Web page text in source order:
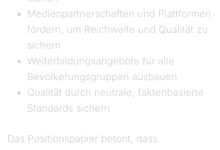
Medienpartnerschaften und Plattformen
fördern, um Reichweite und Qualität zu
sichern
Weiterbildungsangebote für alle
Bevölkerungsgruppen ausbauen
Qualität durch neutrale, faktenbasierte
Standards sichern
Das Positionspapier betont, dass